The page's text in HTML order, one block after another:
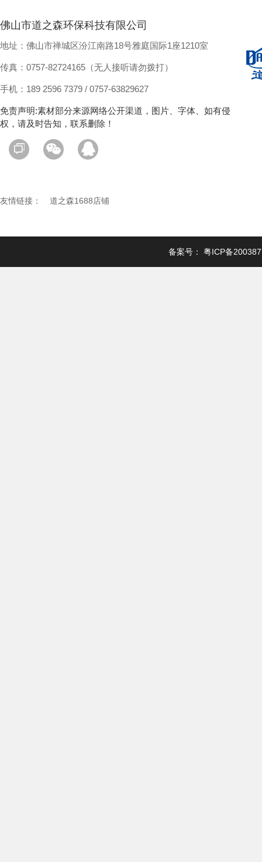
佛山市道之森环保科技有限公司
地址：佛山市禅城区汾江南路18号雅庭国际1座1210室
传真：0757-82724165（无人接听请勿拨打）
手机：189 2596 7379 / 0757-63829627
免责声明:素材部分来源网络公开渠道，图片、字体、如有侵
权，请及时告知，联系删除！
友情链接： 道之森1688店铺
备案号： 粤ICP备